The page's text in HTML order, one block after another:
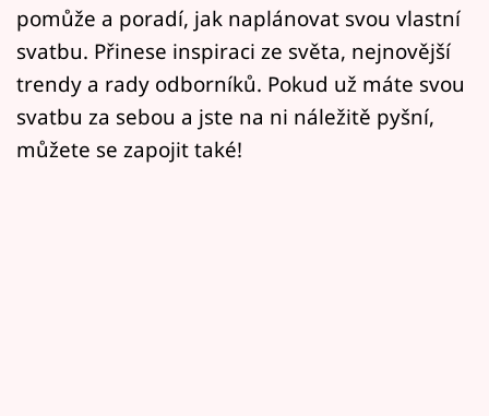
Seriály
Horoskopy
Sledujte prima+
pomůže a poradí, jak naplánovat svou vlastní
svatbu. Přinese inspiraci ze světa, nejnovější
trendy a rady odborníků. Pokud už máte svou
svatbu za sebou a jste na ni náležitě pyšní,
můžete se zapojit také!